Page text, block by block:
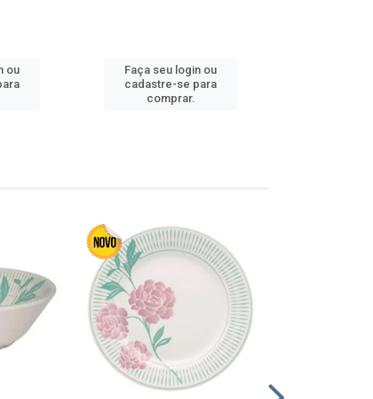
ou
Faça seu login ou
cadastre-se para
comprar.